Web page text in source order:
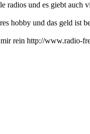
radios und es giebt auch
hobby und das geld ist
rein http://www.radio-